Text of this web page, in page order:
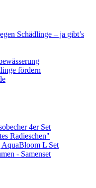
Schädlinge – ja gibt’s
fördern
4er Set
Radieschen"
L Set
- Samenset